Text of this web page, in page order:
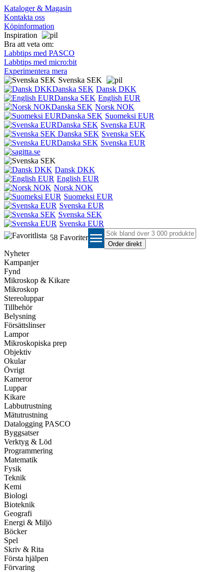
Kataloger & Magasin
Kontakta oss
Köpinformation
Inspiration
Bra att veta om:
Labbtips med PASCO
Labbtips med micro:bit
Experimentera mera
Svenska SEK
Dansk DKK
English EUR
Norsk NOK
Suomeksi EUR
Svenska EUR
Svenska SEK
Svenska EUR
Dansk DKK
English EUR
Norsk NOK
Suomeksi EUR
Svenska EUR
Svenska SEK
Svenska EUR
58 Favoriter menu
Nyheter
Kampanjer
Fynd
Mikroskop & Kikare
Mikroskop
Stereoluppar
Tillbehör
Belysning
Försättslinser
Lampor
Mikroskopiska prep
Objektiv
Okular
Övrigt
Kameror
Luppar
Kikare
Labbutrustning
Mätutrustning
Datalogging PASCO
Byggsatser
Verktyg & Löd
Programmering
Matematik
Fysik
Teknik
Kemi
Biologi
Bioteknik
Geografi
Energi & Miljö
Böcker
Spel
Skriv & Rita
Första hjälpen
Förvaring